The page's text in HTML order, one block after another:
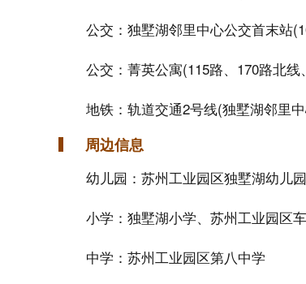
公交：独墅湖邻里中心公交首末站
公交：菁英公寓(115路、170路北
地铁：轨道交通2号线(独墅湖邻里
周边信息
幼儿园：苏州工业园区独墅湖幼儿
小学：独墅湖小学、苏州工业园区
中学：苏州工业园区第八中学